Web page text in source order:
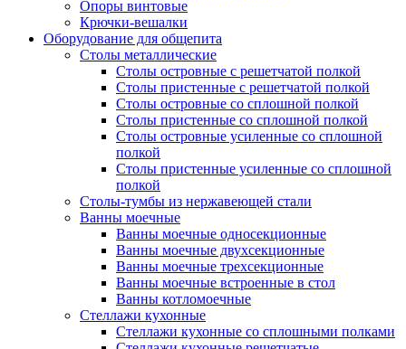
Опоры винтовые
Крючки-вешалки
Оборудование для общепита
Столы металлические
Столы островные с решетчатой полкой
Столы пристенные с решетчатой полкой
Столы островные со сплошной полкой
Столы пристенные со сплошной полкой
Столы островные усиленные со сплошной
полкой
Столы пристенные усиленные со сплошной
полкой
Столы-тумбы из нержавеющей стали
Ванны моечные
Ванны моечные односекционные
Ванны моечные двухсекционные
Ванны моечные трехсекционные
Ванны моечные встроенные в стол
Ванны котломоечные
Стеллажи кухонные
Стеллажи кухонные со сплошными полками